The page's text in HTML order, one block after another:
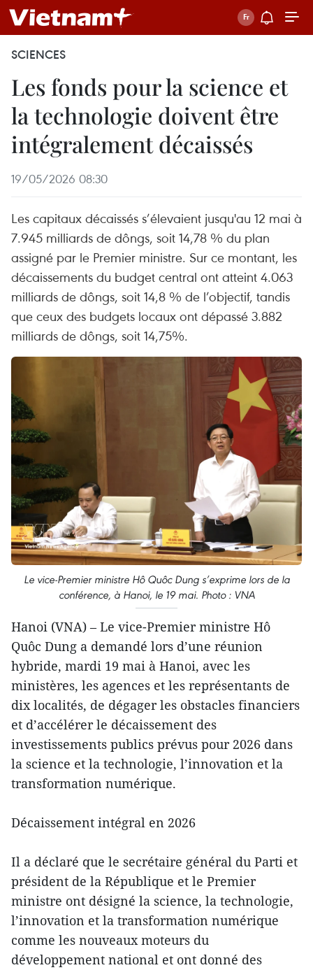
SCIENCES
Les fonds pour la science et
la technologie doivent être
intégralement décaissés
19/05/2026 08:30
Les capitaux décaissés s’élevaient jusqu'au 12 mai à
7.945 milliards de dôngs, soit 14,78 % du plan
assigné par le Premier ministre. Sur ce montant, les
décaissements du budget central ont atteint 4.063
milliards de dôngs, soit 14,8 % de l’objectif, tandis
que ceux des budgets locaux ont dépassé 3.882
milliards de dôngs, soit 14,75%.
Le vice-Premier ministre Hô Quôc Dung s’exprime lors de la
conférence, à Hanoi, le 19 mai. Photo : VNA
Hanoi (VNA) – Le vice-Premier ministre Hô
Quôc Dung a demandé lors d’une réunion
hybride, mardi 19 mai à Hanoi, avec les
ministères, les agences et les représentants de
dix localités, de dégager les obstacles financiers
et d’accélérer le décaissement des
investissements publics prévus pour 2026 dans
la science et la technologie, l’innovation et la
transformation numérique.
Décaissement intégral en 2026
Il a déclaré que le secrétaire général du Parti et
président de la République et le Premier
ministre ont désigné la science, la technologie,
l’innovation et la transformation numérique
comme les nouveaux moteurs du
développement national et ont donné des